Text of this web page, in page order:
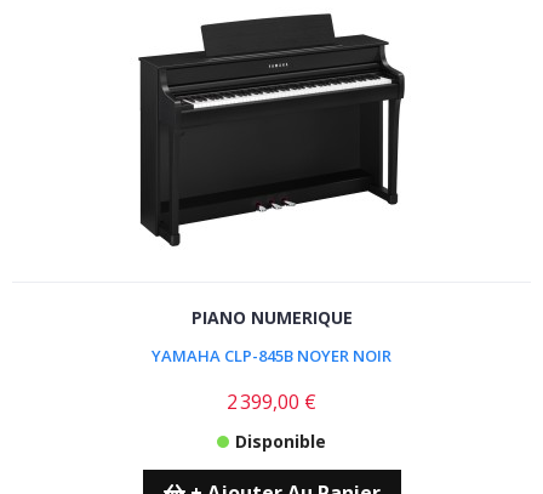
PIANO NUMERIQUE
YAMAHA CLP-845B NOYER NOIR
2 399,00 €
Disponible